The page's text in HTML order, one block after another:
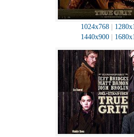
1024x768
1440x900